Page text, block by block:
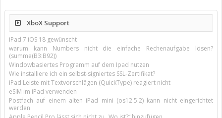
XboX Support
iPad 7 iOS 18 gewünscht
warum kann Numbers nicht die einfache Rechenaufgabe lösen?
(summe(B3:B92))
Windowbasiertes Programm auf dem Ipad nutzen
Wie installiere ich ein selbst-signiertes SSL-Zertifikat?
iPad Leiste mit Textvorschlägen (QuickType) reagiert nicht
eSIM im iPad verwenden
Postfach auf einem alten iPad mini (os12.5.2) kann nicht eingerichtet
werden